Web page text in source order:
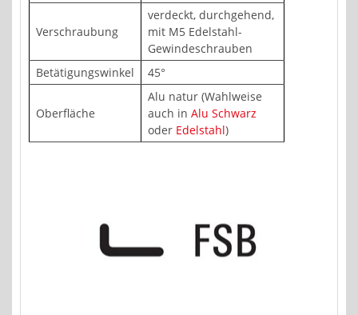
Verschraubung
verdeckt, durchgehend,
mit M5 Edelstahl-
Gewindeschrauben
Betätigungswinkel
45°
Oberfläche
Alu natur (Wahlweise
auch in Alu Schwarz
oder Edelstahl)